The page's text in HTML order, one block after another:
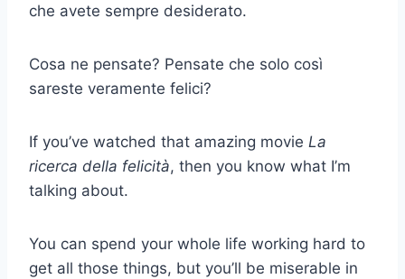
che avete sempre desiderato.
Cosa ne pensate? Pensate che solo così
sareste veramente felici?
If you’ve watched that amazing movie La
ricerca della felicità, then you know what I’m
talking about.
You can spend your whole life working hard to
get all those things, but you’ll be miserable in